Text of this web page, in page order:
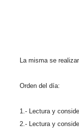
La misma se
Orden del día:
1.- Lectura y
2.- Lectura y